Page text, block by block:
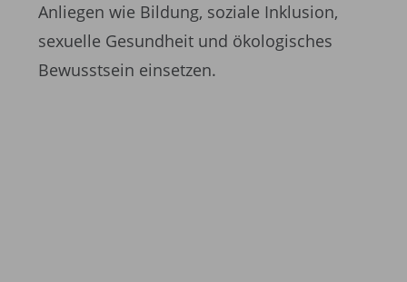
Anliegen wie Bildung, soziale Inklusion,
sexuelle Gesundheit und ökologisches
Bewusstsein einsetzen.